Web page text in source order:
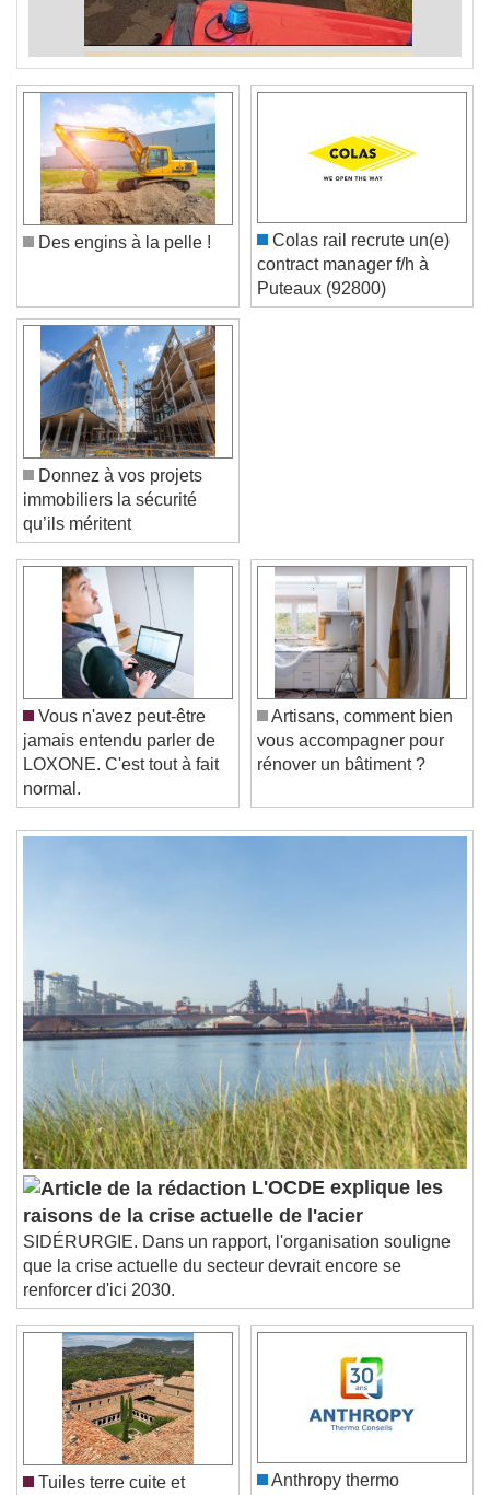
Video Player is loading.
Play Video
Play
Skip Backward
Skip Forward
Unmute
Current Time0:00
Duration-:-
Loaded:0%
Chapters
Chapters
Descriptions
descriptions off, selected
Subtitles
subtitles settings, opens subtitles
settings dialog
subtitles off, selected
Audio Track
Picture-in-Picture
Fullscreen
This is a modal window.
Beginning of dialog window. Escape will cancel
and close the window.
Text
Color
Text Background
Colas rail recrute un(e)
contract manager f/h à
Puteaux (92800)
Donnez à vos projets
immobiliers la sécurité
qu’ils méritent
Vous n'avez peut-être
jamais entendu parler de
LOXONE. C'est tout à fait
normal.
Artisans, comment bien
vous accompagner pour
L'OCDE explique les
raisons de la crise actuelle de l'acier
SIDÉRURGIE. Dans un rapport, l'organisation souligne
que la crise actuelle du secteur devrait encore se
renforcer d'ici 2030.